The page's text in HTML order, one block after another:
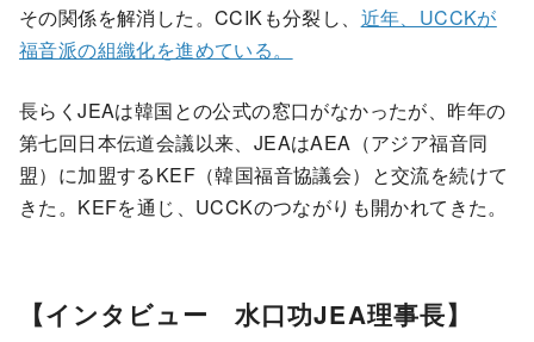
その関係を解消した。CCIKも分裂し、 近年、UCCKが
福音派の組織化を進めている。
長らくJEAは韓国との公式の窓口がなかったが、昨年の
第七回日本伝道会議以来、JEAはAEA（アジア福音同
盟）に加盟するKEF（韓国福音協議会）と交流を続けて
きた。KEFを通じ、UCCKのつながりも開かれてきた。
【インタビュー 水口功JEA理事長】